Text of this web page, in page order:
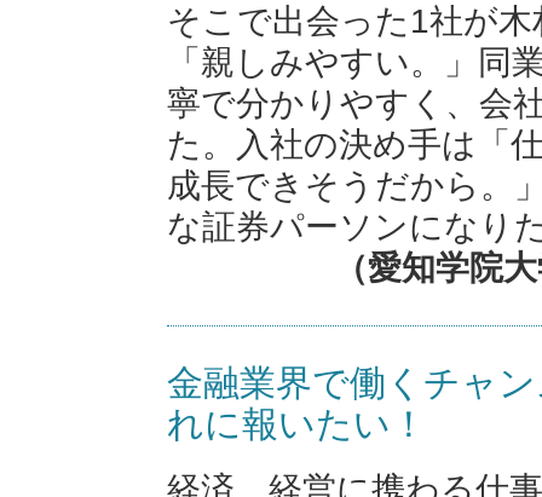
そこで出会った1社が
「親しみやすい。」同
寧で分かりやすく、会
た。入社の決め手は「
成長できそうだから。
な証券パーソンになり
（愛知学院
金融業界で働くチャ
れに報いたい！
経済、経営に携わる仕